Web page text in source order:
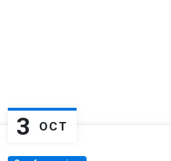
3 OCT